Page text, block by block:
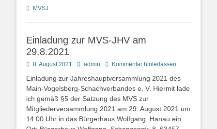
Kategorien
MVSJ
Einladung zur MVS-JHV am
29.8.2021
Posted
8. August 2021 Autoradmin Kommentar hinterlassen
Einladung zur Jahreshauptversammlung 2021 des
Main-Vogelsberg-Schachverbandes e. V. Hiermit lade
ich gemäß §5 der Satzung des MVS zur
Mitgliederversammlung 2021 am 29. August 2021 um
14.00 Uhr in das Bürgerhaus Wolfgang, Hanau ein.